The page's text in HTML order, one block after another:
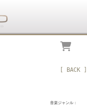
[ BACK ]
音楽ジャンル：